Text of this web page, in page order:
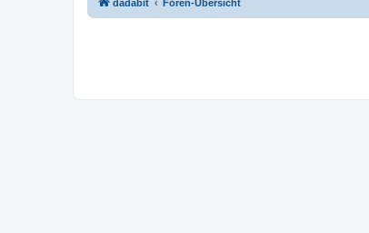
dadabit Foren-Übersicht